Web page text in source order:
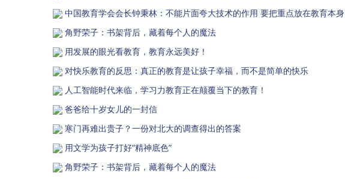
中国教育学会会长钟秉林：不能片面夸大技术的作用 要把重点放在教育本身
角野荣子：书架背后，藏着每个人的魔法
用发展的眼光看教育，教育永远美好！
对快乐教育的反思：真正的教育是让孩子幸福，而不是简单的快乐
人工智能时代来临，学习力教育正在颠覆当下的教育！
爸爸给十岁女儿的一封信
寒门再难出贵子？一份对北大的调查得出的答案
用文学为孩子打好“精神底色”
角野荣子：书架背后，藏着每个人的魔法